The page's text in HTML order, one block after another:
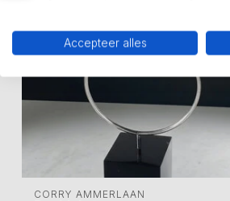
CORRY AMMERLAAN
Accepteer alles